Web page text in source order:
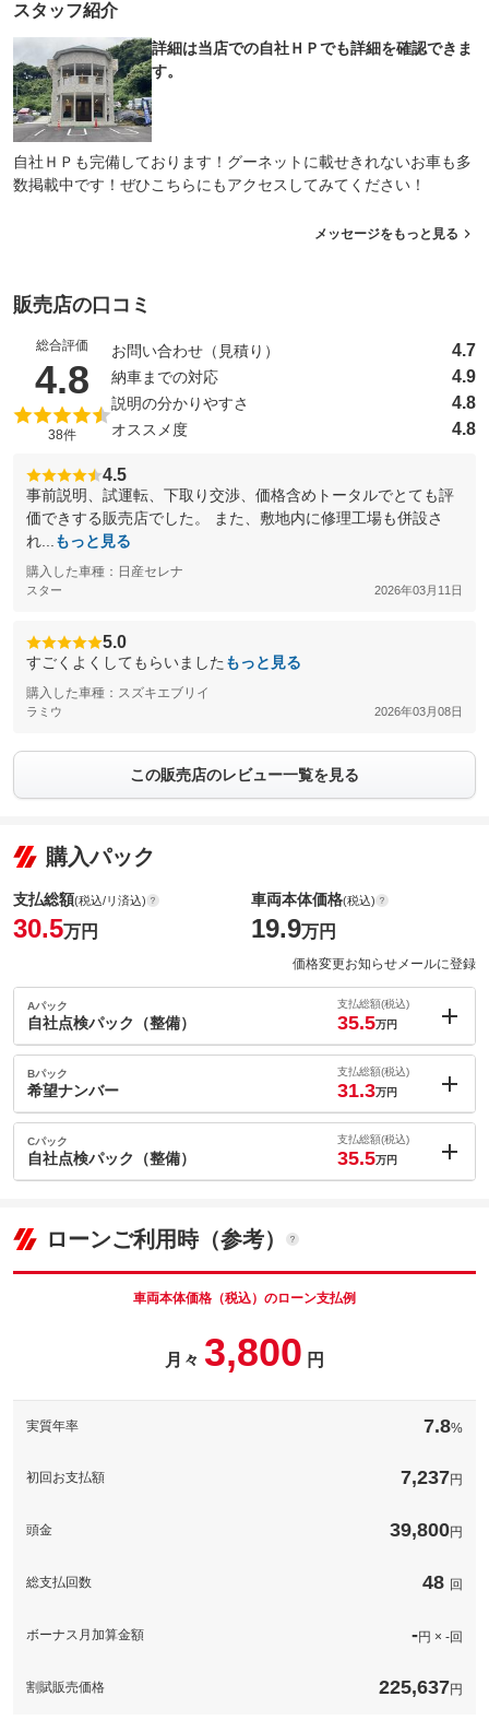
スタッフ紹介
詳細は当店での自社ＨＰでも詳細を確認できま
す。
自社ＨＰも完備しております！グーネットに載せきれないお車も多
数掲載中です！ぜひこちらにもアクセスしてみてください！
メッセージをもっと見る
販売店の口コミ
総合評価
4.8 （5点満点中）
38件
お問い合わせ（見積り） 4.7
納車までの対応 4.9
説明の分かりやすさ 4.8
オススメ度 4.8
4.5
事前説明、試運転、下取り交渉、価格含めトータルでとても評
価できする販売店でした。 また、敷地内に修理工場も併設さ
れ...
もっと見る
購入した車種：日産セレナ
スター 2026年03月11日
5.0
すごくよくしてもらいました もっと見る
購入した車種：スズキエブリイ
ラミウ 2026年03月08日
この販売店のレビュー一覧を見る
購入パック
支払総額(税込/リ済込)
30.5万円
車両本体価格(税込)
19.9万円
価格変更お知らせメールに登録
Aパック
自社点検パック（整備）
支払総額(税込)
35.5万円
内：オプシ
ョン価格
(税込)
車両本体価
19.9万円
パック内容
換します。電気・ブーツ系も使えない場合は交換。その他交換の
Bパック
希望ナンバー
支払総額(税込)
31.3万円
内：オプシ
ョン価格
(税込)
車両本体価
お客様のお好きな番号を希望ナンバーとして選べるプランです。
但し、番号によっては抽選となってしまい、ご希望に添えない場
その他装備・サービス内容：希望ナンバー ／ 装備内容備考：
このパックの見積もり依頼（無料）
Cパック
自社点検パック（整備）
支払総額(税込)
35.5万円
車両本体価
19.9
換します。電気・ブーツ系も使えない場合は交換。その他交換の
備考
ローンご利用時（参考）
車両本体価格（税込）のローン支払例
月々 3,800 円
実質年率 7.8%
初回お支払額 7,237円
頭金 39,800円
総支払回数 48 回
ボーナス月加算金額 -円 × -回
割賦販売価格 225,637円